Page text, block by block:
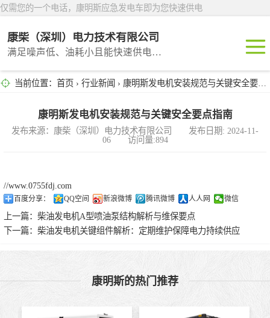
仅需您的一个电话，康明斯应急发电车即为您快速供电
康柴（深圳）电力技术有限公司
满足噪声低、油耗小且能快速供电的租赁产品
当前位置： 首页 › 行业新闻 › 康明斯发电机安装规范与关键安全要点指南
康明斯发电机安装规范与关键安全要点指南
发布来源：康柴（深圳）电力技术有限公司 发布日期: 2024-11-
06 访问量:894
//www.0755fdj.com
百度分享： QQ空间 新浪微博 腾讯微博 人人网 微信
上一篇： 柴油发电机A型喷油泵结构解析与维保要点
下一篇： 柴油发电机关键组件解析：定期维护保障电力持续供应
康明斯的热门推荐
深圳租赁
东莞租赁
汕头租赁